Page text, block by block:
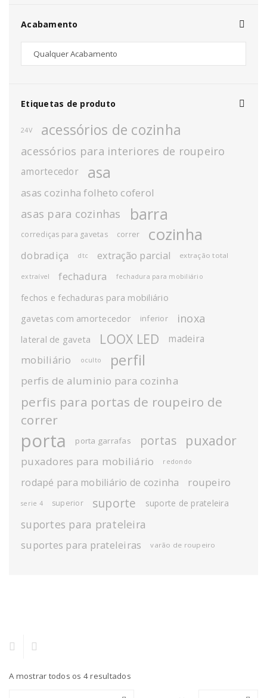
Acabamento
Etiquetas de produto
24V acessórios de cozinha
acessórios para interiores de roupeiro
amortecedor asa
asas cozinha folheto coferol
asas para cozinhas barra
corrediças para gavetas correr cozinha
dobradiça dtc extração parcial extração total
extraível fechadura fechadura para mobiliário
fechos e fechaduras para mobiliário
gavetas com amortecedor
inferior inoxa
lateral de gaveta LOOX LED madeira
mobiliário oculto perfil
perfis de aluminio para cozinha
perfis para portas de roupeiro de
correr
porta porta garrafas portas puxador
puxadores para mobiliário redondo
rodapé para mobiliário de cozinha roupeiro
serie 4 superior suporte suporte de prateleira
suportes para prateleira
suportes para prateleiras varão de roupeiro
A mostrar todos os 4 resultados